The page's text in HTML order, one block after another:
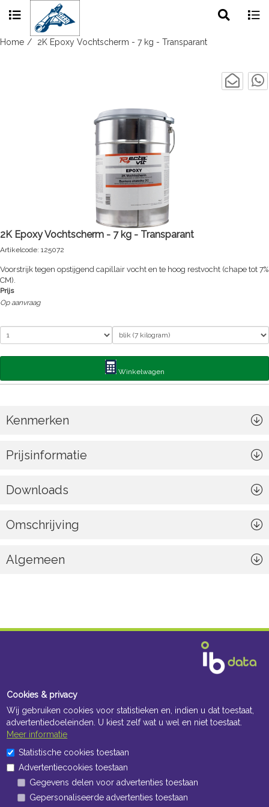
Skip
Home 2K Epoxy Vochtscherm - 7 kg - Transparant
2K Epoxy Vochtscherm - 7 kg - Transparant
Artikelcode: 125072
Voorstrijk tegen opstijgend capillair vocht en te hoog restvocht (chape tot 7%
CM).
Prijs
Op aanvraag
Winkelwagen
Kenmerken
Prijsinformatie
Downloads
Omschrijving
Algemeen
Navigatie
Cookies & privacy
Wij gebruiken cookies voor statistieken en, indien u dat toestaat,
advertentiedoeleinden. U kiest zelf wat u wel en niet toestaat.
Meer informatie
Statistische cookies toestaan
Advertentiecookies toestaan
Gegevens delen voor advertenties toestaan
Gepersonaliseerde advertenties toestaan